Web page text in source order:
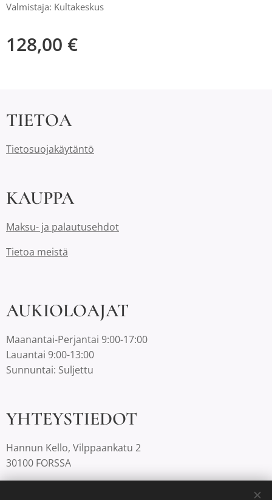
Valmistaja: Kultakeskus
128,00 €
TIETOA
Tietosuojakäytäntö
KAUPPA
Maksu- ja palautusehdot
Tietoa meistä
AUKIOLOAJAT
Maanantai-Perjantai 9:00-17:00
Lauantai 9:00-13:00
Sunnuntai: Suljettu
YHTEYSTIEDOT
Hannun Kello, Vilppaankatu 2
30100 FORSSA